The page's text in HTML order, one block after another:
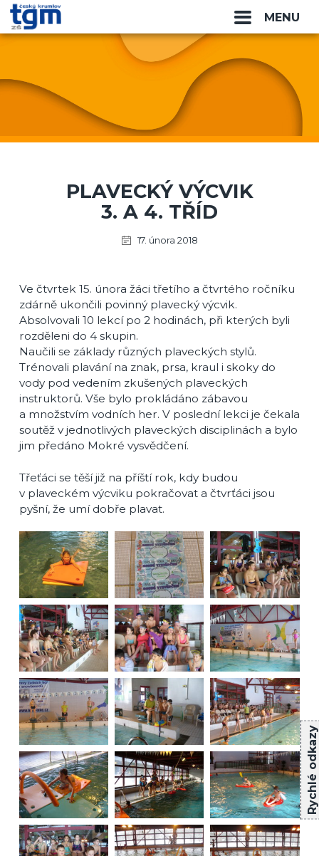
Rychlé odkazy
MENU
PLAVECKÝ VÝCVIK
3. A 4. TŘÍD
17. února 2018
Ve čtvrtek 15. února žáci třetího a čtvrtého ročníku
zdárně ukončili povinný plavecký výcvik.
Absolvovali 10 lekcí po 2 hodinách, při kterých byli
rozděleni do 4 skupin.
Naučili se základy různých plaveckých stylů.
Trénovali plavání na znak, prsa, kraul i skoky do
vody pod vedením zkušených plaveckých
instruktorů. Vše bylo prokládáno zábavou
a množstvím vodních her. V poslední lekci je čekala
soutěž v jednotlivých plaveckých disciplinách a bylo
jim předáno Mokré vysvědčení.
Třeťáci se těší již na příští rok, kdy budou
v plaveckém výcviku pokračovat a čtvrťáci jsou
pyšní, že umí dobře plavat.